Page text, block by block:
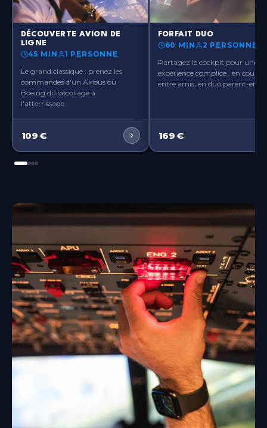
Paris-Roissy
Île-de-France
Pau
Nouvelle-Aquitaine
Rennes
Bretagne
Occitanie
?>
DÉCOUVERTE AVION DE
LIGNE
45 MIN
1 PERSONNE
Le grand classique : prenez les
commandes d'un Airbus ou
Boeing du décollage à
l'atterrissage.
109€
?>
FORFAIT DUO
60 MIN
2 PERSONNES
Partagez le cockpit pour une
expérience complice : en couple,
entre amis, en duo parent-
169€